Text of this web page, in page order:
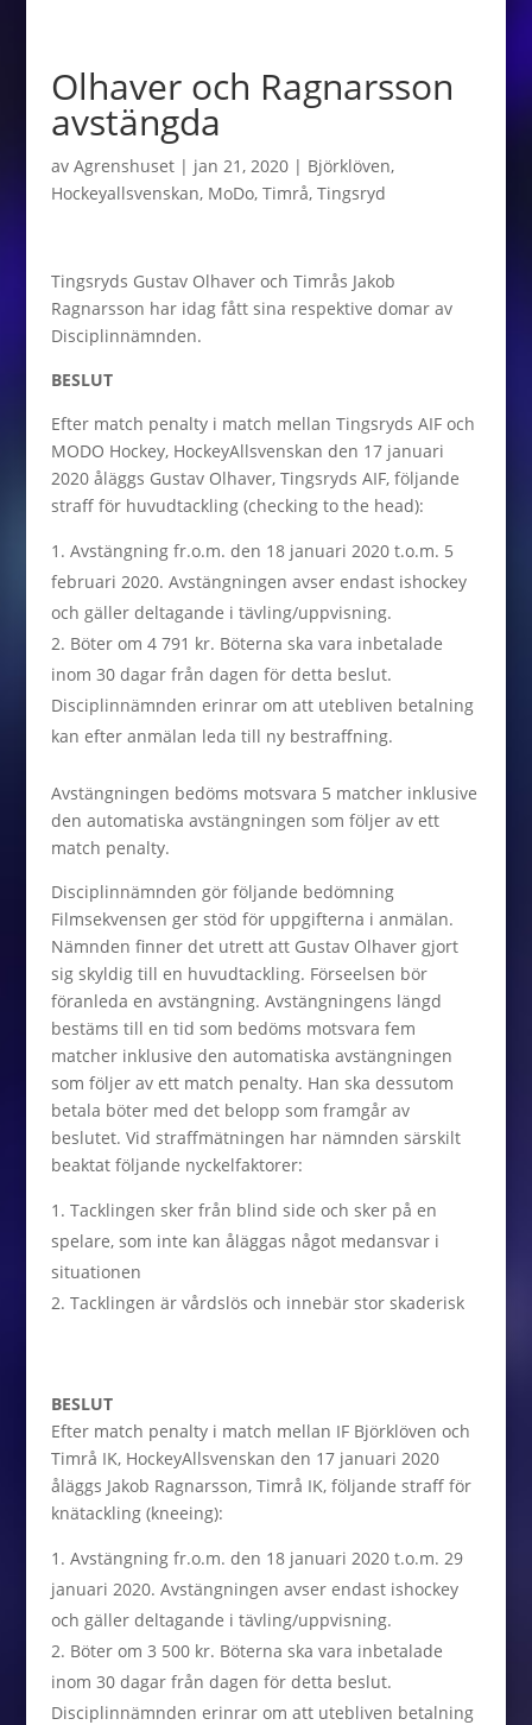
Olhaver och Ragnarsson
avstängda
av Agrenshuset| jan 21, 2020| Björklöven,
Hockeyallsvenskan, MoDo, Timrå, Tingsryd
Tingsryds Gustav Olhaver och Timrås Jakob
Ragnarsson har idag fått sina respektive domar av
Disciplinnämnden.
BESLUT
Efter match penalty i match mellan Tingsryds AIF och
MODO Hockey, HockeyAllsvenskan den 17 januari
2020 åläggs Gustav Olhaver, Tingsryds AIF, följande
straff för huvudtackling (checking to the head):
Avstängning fr.o.m. den 18 januari 2020 t.o.m. 5
februari 2020. Avstängningen avser endast ishockey
och gäller deltagande i tävling/uppvisning.
Böter om 4 791 kr. Böterna ska vara inbetalade
inom 30 dagar från dagen för detta beslut.
Disciplinnämnden erinrar om att utebliven betalning
kan efter anmälan leda till ny bestraffning.
Avstängningen bedöms motsvara 5 matcher inklusive
den automatiska avstängningen som följer av ett
match penalty.
Disciplinnämnden gör följande bedömning
Filmsekvensen ger stöd för uppgifterna i anmälan.
Nämnden finner det utrett att Gustav Olhaver gjort
sig skyldig till en huvudtackling. Förseelsen bör
föranleda en avstängning. Avstängningens längd
bestäms till en tid som bedöms motsvara fem
matcher inklusive den automatiska avstängningen
som följer av ett match penalty. Han ska dessutom
betala böter med det belopp som framgår av
beslutet. Vid straffmätningen har nämnden särskilt
beaktat följande nyckelfaktorer:
Tacklingen sker från blind side och sker på en
spelare, som inte kan åläggas något medansvar i
situationen
Tacklingen är vårdslös och innebär stor skaderisk
BESLUT
Efter match penalty i match mellan IF Björklöven och
Timrå IK, HockeyAllsvenskan den 17 januari 2020
åläggs Jakob Ragnarsson, Timrå IK, följande straff för
knätackling (kneeing):
Avstängning fr.o.m. den 18 januari 2020 t.o.m. 29
januari 2020. Avstängningen avser endast ishockey
och gäller deltagande i tävling/uppvisning.
Böter om 3 500 kr. Böterna ska vara inbetalade
inom 30 dagar från dagen för detta beslut.
Disciplinnämnden erinrar om att utebliven betalning